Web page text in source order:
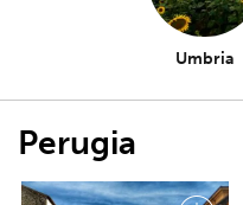
Umbria
Perugia